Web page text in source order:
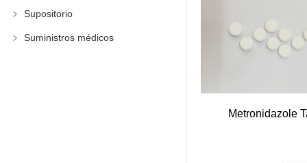
Supositorio
Suministros médicos
Metronidazole